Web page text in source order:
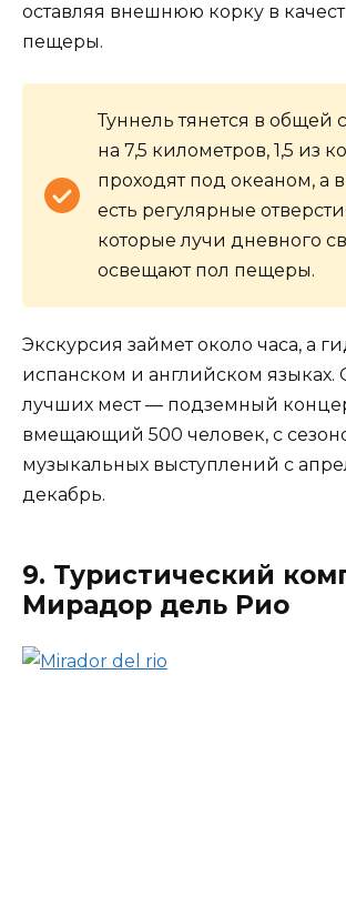
оставляя внешнюю корку в
пещеры.
Туннель тянется в общей
на 7,5 километров, 1,5 из
проходят под океаном, а
есть регулярные
которые лучи дневного
освещают пол пещеры.
Экскурсия займет около часа, а
испанском и английском языках.
лучших мест — подземный
вмещающий 500 человек, с
музыкальных выступлений с
декабрь.
9. Туристический
Мирадор дель Рио